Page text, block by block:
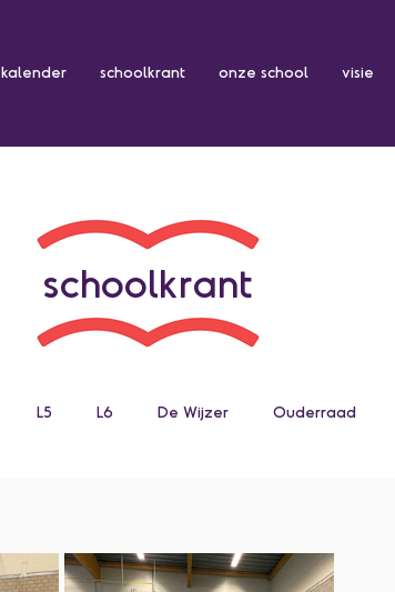
schoolkrant
L5 L6 De Wijzer Ouderraad
kalender schoolkrant onze school visie